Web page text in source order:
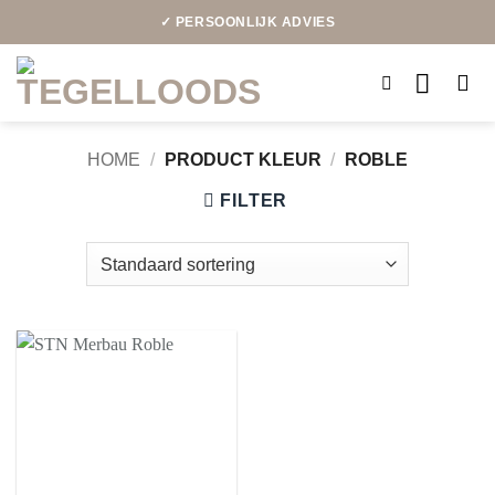
naar
inhoud
✓ PERSOONLIJK ADVIES
HOME / PRODUCT KLEUR / ROBLE
FILTER